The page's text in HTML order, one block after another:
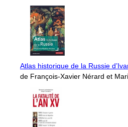
Atlas historique de la Russie
de François-Xavier Nérard et